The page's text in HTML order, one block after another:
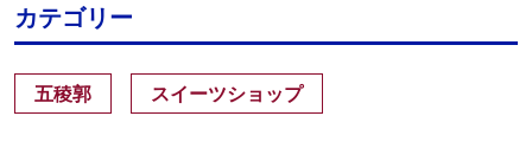
カテゴリー
五稜郭 スイーツショップ